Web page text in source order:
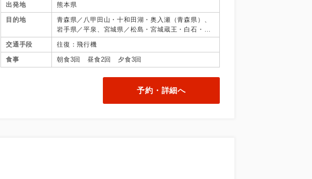
出発地 熊本県
目的地
青森県／八甲田山・十和田湖・奥入瀬（青森県）、
岩手県／平泉、宮城県／松島・宮城蔵王・白石・笹
谷、秋田県／十和田湖秋田県、山形県／上山、福島
県／猪苗代
交通手段 往復：飛行機
食事 朝食3回 昼食2回 夕食3回
予約・詳細へ